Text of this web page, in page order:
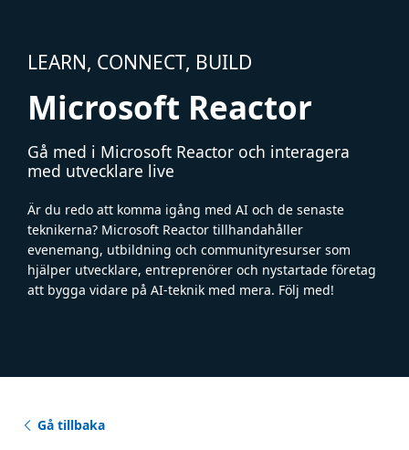
LEARN, CONNECT, BUILD
Microsoft Reactor
Gå med i Microsoft Reactor och interagera
med utvecklare live
Är du redo att komma igång med AI och de senaste
teknikerna? Microsoft Reactor tillhandahåller
evenemang, utbildning och communityresurser som
hjälper utvecklare, entreprenörer och nystartade företag
att bygga vidare på AI-teknik med mera. Följ med!
Gå tillbaka